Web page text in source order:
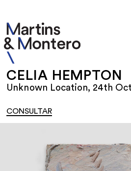
CELIA HEMPTON
Unknown Location, 24th
CONSULTAR